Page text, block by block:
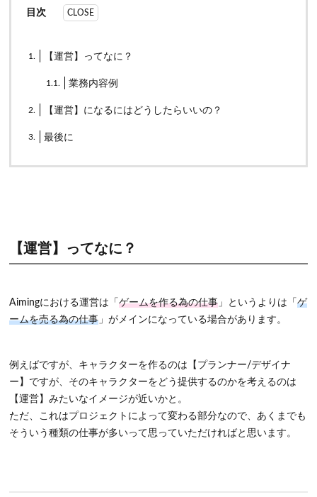
目次
1. 【運営】ってなに？
1.1. 業務内容例
2. 【運営】になるにはどうしたらいいの？
3. 最後に
【運営】ってなに？
Aimingにおける運営は「ゲームを作る為の仕事 」というよりは「ゲ
ームを売る為の仕事 」がメインになっている場合があります。
例えばですが、 キャラクターを作るのは【プランナー/デザイナ
ー】ですが、そのキャラクターをどう提供するのかを考えるのは
【運営】みたいなイメージが近いかと。
ただ、これはプロジェクトによって変わる部分なので、あくまでも
そういう種類の仕事が多いって思っていただければと思います。